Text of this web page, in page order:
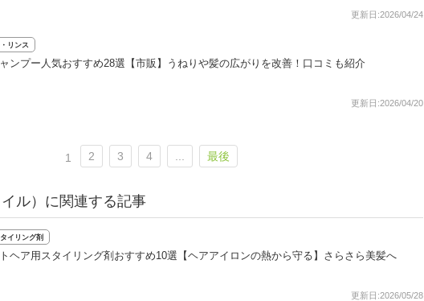
更新日:2026/04/24
リンス
ンプー人気おすすめ28選【市販】うねりや髪の広がりを改善！口コミも紹介
更新日:2026/04/20
1 2 3 4 最後
ル）に関連する記事
イリング剤
ヘア用スタイリング剤おすすめ10選【ヘアアイロンの熱から守る】さらさら美髪へ
更新日:2026/05/28